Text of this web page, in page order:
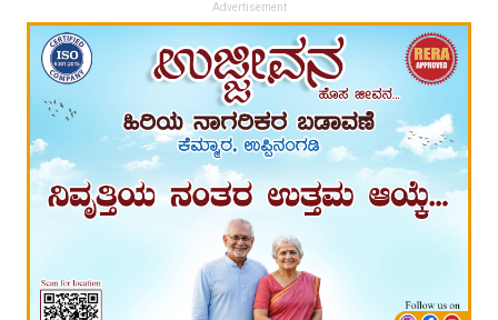
Advertisement